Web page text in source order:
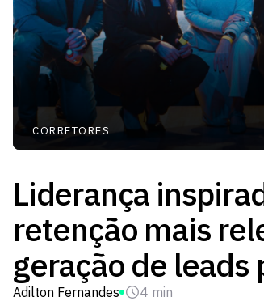
CORRETORES
Liderança
retenção mais
geração de leads
Adilton Fernandes 4 min